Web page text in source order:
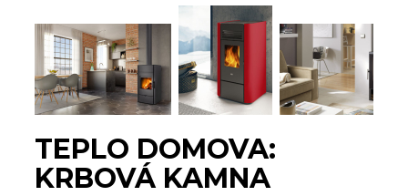
TEPLO DOMOVA:
KRBOVÁ KAMNA